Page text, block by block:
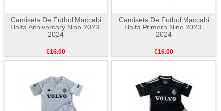
Camiseta De Futbol Maccabi
Haifa Anniversary Nino 2023-
2024
€16.00
Camiseta De Futbol Maccabi
Haifa Primera Nino 2023-
2024
€16.00